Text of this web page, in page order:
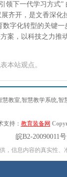
下一代学习方式”
齐开，是文香深化
字化转型的关键
案，以科技之力推
本站观点。
慧教室,智慧教学系统,
支持： 教育装备网
皖B2-20090011
，信息内容的真实性